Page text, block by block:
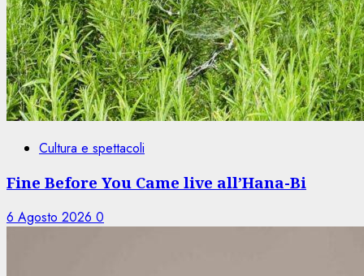
Cultura e spettacoli
Fine Before You Came live all’Hana-Bi
6 Agosto 2026 0